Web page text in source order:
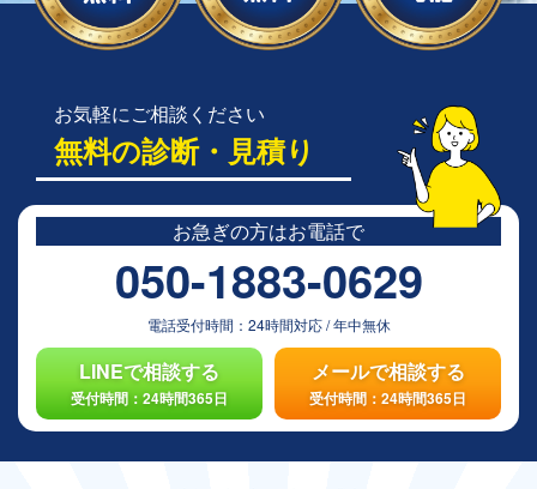
お気軽にご相談ください
無料の診断・見積り
お急ぎの方はお電話で
050-1883-0629
電話受付時間： 24時間対応/年中無休
LINEで相談する
受付時間：24時間365日
メールで相談する
受付時間：24時間365日